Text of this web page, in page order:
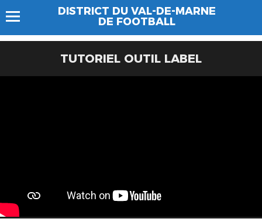
DISTRICT DU VAL-DE-MARNE
DE FOOTBALL
TUTORIEL OUTIL LABEL